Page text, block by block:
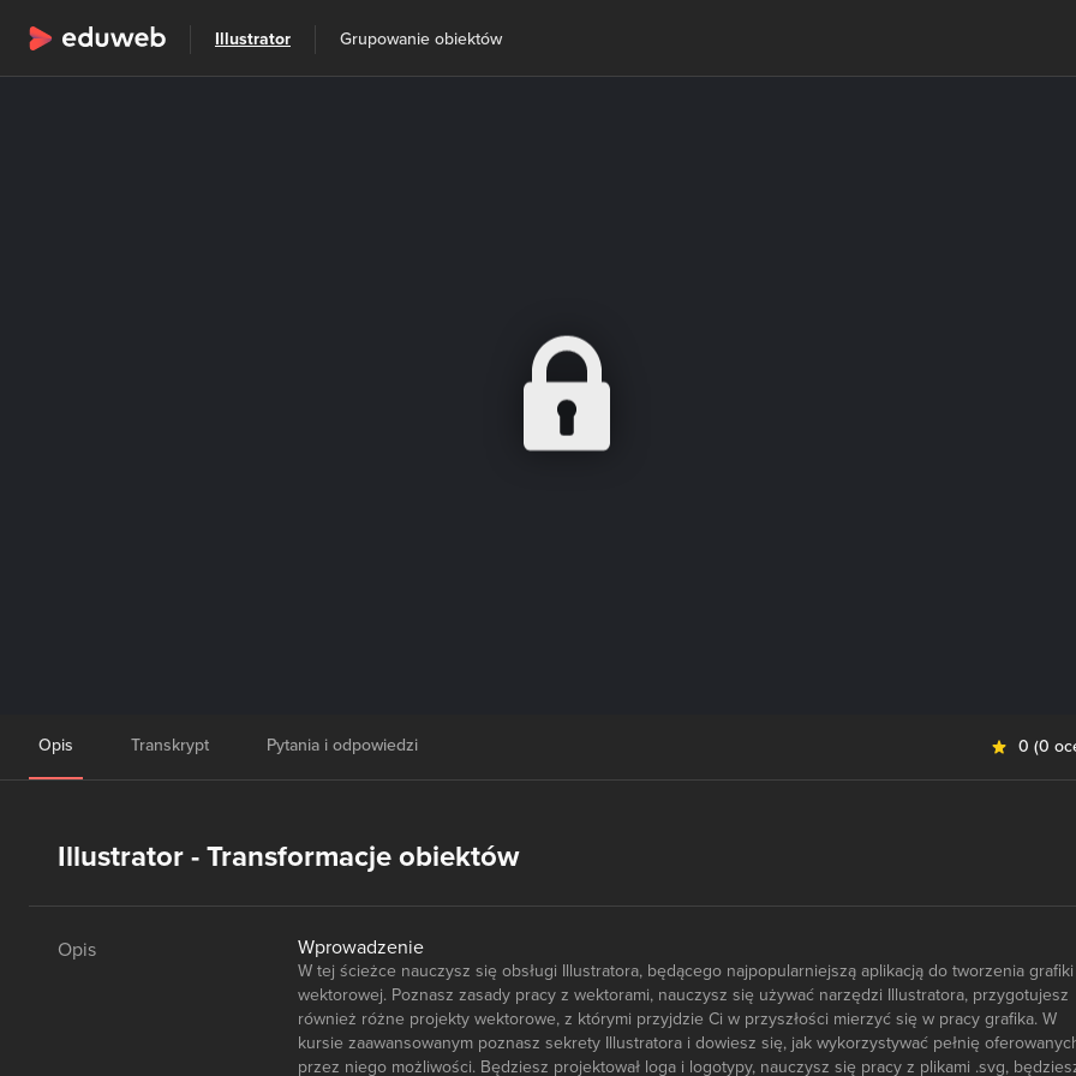
Wszystkie kategorie Szkolenia
Illustrator Grupowanie obiektów
Opis Transkrypt Pytania i odpowiedzi 0 (0
Illustrator - Transformacje obiektów
Opis Wprowadzenie
W tej ścieżce nauczysz się obsługi Illustratora, będącego najpopularniejszą aplikacją do tworzenia grafiki
wektorowej. Poznasz zasady pracy z wektorami, nauczysz się używać narzędzi Illustratora, przygotujesz
również różne projekty wektorowe, z którymi przyjdzie Ci w przyszłości mierzyć się w pracy grafika. W
kursie zaawansowanym poznasz sekrety Illustratora i dowiesz się, jak wykorzystywać pełnię
przez niego możliwości. Będziesz projektował loga i logotypy, nauczysz się pracy z plikami .svg,